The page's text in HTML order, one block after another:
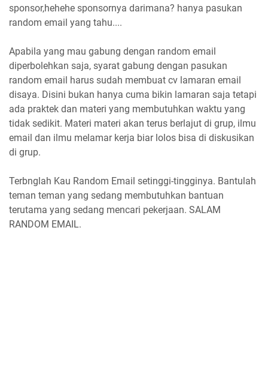
sponsor,hehehe sponsornya darimana? hanya pasukan
random email yang tahu....
Apabila yang mau gabung dengan random email
diperbolehkan saja, syarat gabung dengan pasukan
random email harus sudah membuat cv lamaran email
disaya. Disini bukan hanya cuma bikin lamaran saja tetapi
ada praktek dan materi yang membutuhkan waktu yang
tidak sedikit. Materi materi akan terus berlajut di grup, ilmu
email dan ilmu melamar kerja biar lolos bisa di diskusikan
di grup.
Terbnglah Kau Random Email setinggi-tingginya. Bantulah
teman teman yang sedang membutuhkan bantuan
terutama yang sedang mencari pekerjaan. SALAM
RANDOM EMAIL.